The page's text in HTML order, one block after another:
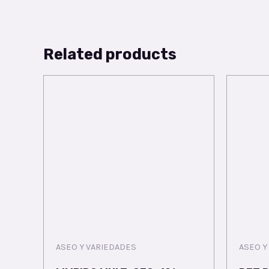
Related products
ASEO Y VARIEDADES ASEO